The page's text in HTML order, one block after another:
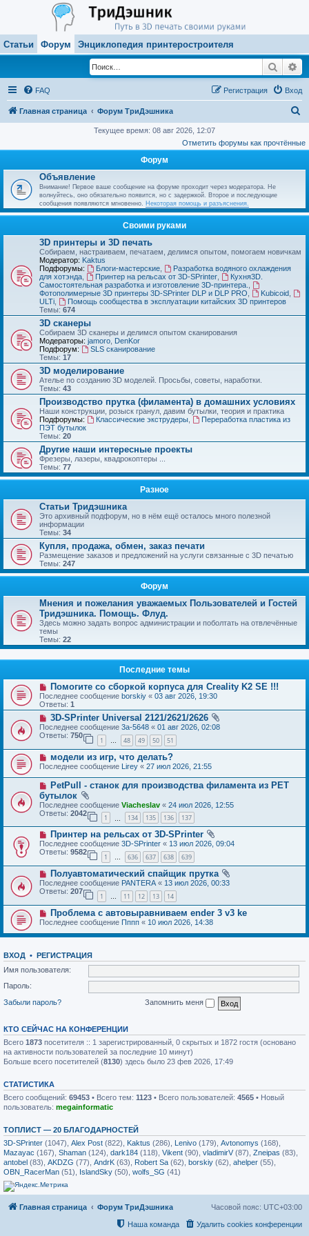
Статьи Форум Энциклопедия принтеростроителя
Поиск
FAQ Вход
Регистрация
Главная страница Форум ТриДэшника
и
Текущее время: 08 авг 2026, 12:07
Отметить форумы как прочтённые
Форум
Объявление
Внимание! Первое ваше сообщение на форуме проходит через модератора. Не
волнуйтесь, оно обязательно появится, но с задержкой. Второе и последующие
сообщения появляются мгновенно. Некоторая помощь и разъяснения.
Своими руками
3D принтеры и 3D печать
Собираем, настраиваем, печатаем, делимся опытом, помогаем новичкам
Модератор: Kaktus
Подфорумы:
Блоги-мастерские,
Разработка водяного охлаждения
для хотэнда
Принтер на рельсах от 3D-SPrinter,
Кухня3D.
Самостоятельная разработка и изготовление 3D-принтера.
Фотополимерные 3D принтеры 3D-SPrinter DLP и DLP PRO
Kubicoid,
ULTi
Помощь сообщества в эксплуатации китайских 3D принтеров
Темы: 674
3D сканеры
Собираем 3D сканеры и делимся опытом сканирования
Модераторы: jamoro DenKor
Подфорум:
SLS сканирование
Темы: 17
3D моделирование
Ателье по созданию 3D моделей. Просьбы, советы, наработки.
Темы: 43
Производство прутка (филамента) в домашних условиях
Наши конструкции, розыск гранул, давим бутылки, теория и практика
Подфорумы:
Классические экструдеры,
Переработка пластика из
ПЭТ бутылок
Темы: 20
Другие наши интересные проекты
Фрезеры, лазеры, квадрокоптеры ...
Темы: 77
Разное
Статьи Тридэшника
Это архивный подфорум, но в нём ещё осталось много полезной
информации
Темы: 34
Купля, продажа, обмен, заказ печати
Размещение заказов и предложений на услуги связанные с 3D печатью
Темы: 247
Форум
Мнения и пожелания уважаемых Пользователей и Гостей
Тридэшника. Помощь. Флуд.
Здесь можно задать вопрос администрации и поболтать на отвлечённые
темы
Темы: 22
Последние темы
Помогите со сборкой корпуса для Creality K2 SE !!!
Последнее сообщение borskiy « 03 авг 2026, 19:30
Ответы: 1
3D-SPrinter Universal 2121/2621/2626
Последнее сообщение 3a-5648 « 01 авг 2026, 02:08
Ответы: 750
1 … 48 49 50 51
модели из игр, что делать?
Последнее сообщение Lirey « 27 июл 2026, 21:55
PetPull - cтанок для производства филамента из PET
бутылок
Последнее сообщение Viacheslav « 24 июл 2026, 12:55
Ответы: 2042
1 134 135 136 137
Принтер на рельсах от 3D-SPrinter
Последнее сообщение 3D-SPrinter « 13 июл 2026, 09:04
Ответы: 9582
1 … 636 637 638 639
Полуавтоматический спайщик прутка
Последнее сообщение PANTERA « 13 июл 2026, 00:33
Ответы: 207
1 … 11 12 13 14
Проблема с автовыравниваем ender 3 v3 ke
Последнее сообщение Пппп « 10 июл 2026, 14:38
ВХОД • РЕГИСТРАЦИЯ
Имя пользователя:
Пароль:
Забыли пароль?
Запомнить меня
КТО СЕЙЧАС НА КОНФЕРЕНЦИИ
Всего 1873 посетителя :: 1 зарегистрированный, 0 скрытых и 1872 гостя (основано
на активности пользователей за последние 10 минут)
Больше всего посетителей (8130) здесь было 23 фев 2026, 17:49
СТАТИСТИКА
Всего сообщений: 69453 • Всего тем: 1123 • Всего пользователей: 4565 • Новый
пользователь: megainformatic
ТОПЛИСТ — 20 БЛАГОДАРНОСТЕЙ
3D-SPrinter (1047), Alex Post (822), Kaktus (286), Lenivo (179), Avtonomys (168),
Mazayac (167), Shaman (124), dark184 (118), Vikent (90), vladimirV(87), Zneipas (83),
antobel (83), AKDZG (77), AndrK (63), Robert Sa (62), borskiy (62), ahelper (55),
OBN_RacerMan (51), IslandSky (50), wolfs_SG (41)
Главная страница Форум ТриДэшника Часовой пояс: UTC+03:00
Удалить cookies конференции
Наша команда